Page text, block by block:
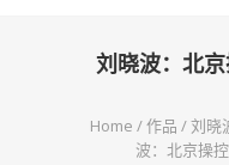
刘晓波：北
Home /作品 /刘晓
波：北京操